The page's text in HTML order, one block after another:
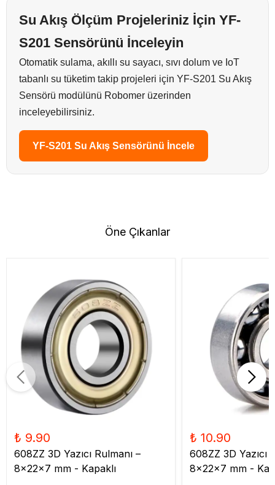
Su Akış Ölçüm Projeleriniz İçin YF-
S201 Sensörünü İnceleyin
Otomatik sulama, akıllı su sayacı, sıvı dolum ve IoT
tabanlı su tüketim takip projeleri için YF-S201 Su Akış
Sensörü modülünü Robomer üzerinden
inceleyebilirsiniz.
YF-S201 Su Akış Sensörünü İncele
Öne Çıkanlar
₺ 9.90
608ZZ 3D Yazıcı Rulmanı –
8x22x7 mm - Kapaklı
₺ 10.90
608ZZ 3D Yazıcı
8x22x7 mm -